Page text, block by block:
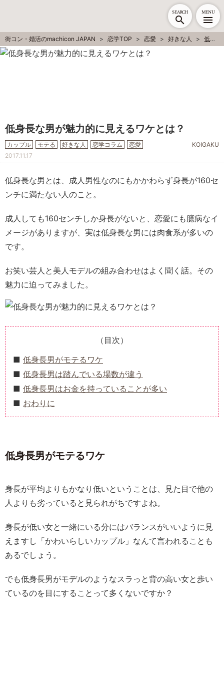
SEARCH MENU
街コン・婚活のmachicon JAPAN 恋学TOP 恋愛 好きな人 低身長な男が魅力的に見えるワケとは？
低身長な男が魅力的に見えるワケとは？
カップル モテる 好きな人 恋学コラム 恋愛
KOIGAKU
2017.11.17
低身長な男とは、成人男性なのにもかかわらず身長が160セ
ンチに満たない人のこと。
成人しても160センチしか身長がないと、恋愛にも臆病なイ
メージがありますが、実は低身長な男には肉食系が多いの
です。
お笑い芸人と美人モデルの組み合わせはよく聞く話。その
魅力に迫ってみました。
（目次）
低身長男がモテるワケ
低身長男は踏んでいる場数が違う
低身長男はお金を持っていることが多い
おわりに
低身長男がモテるワケ
身長が平均よりもかなり低いということは、見た目で他の
人よりも劣っていると見られがちですよね。
身長が低い女と一緒にいる分にはバランスがいいように見
えますし「かわいらしいカップル」なんて言われることも
あるでしょう。
でも低身長男がモデルのようなスラっと背の高い女と歩い
ているのを目にすることって多くないですか？